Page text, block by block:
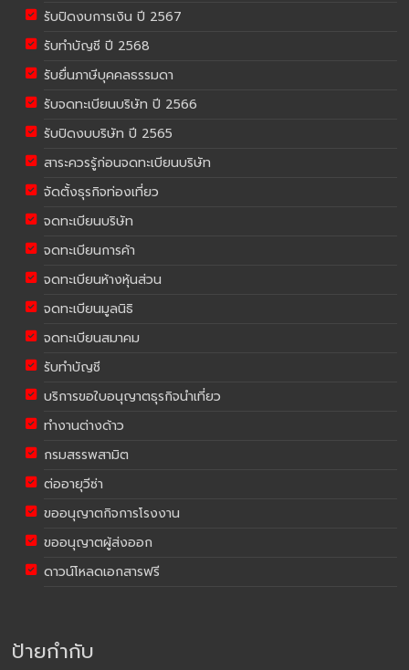
รับปิดงบการเงิน ปี 2567
รับทำบัญชี ปี 2568
รับยื่นภาษีบุคคลธรรมดา
รับจดทะเบียนบริษัท ปี 2566
รับปิดงบบริษัท ปี 2565
สาระควรรู้ก่อนจดทะเบียนบริษัท
จัดตั้งธุรกิจท่องเที่ยว
จดทะเบียนบริษัท
จดทะเบียนการค้า
จดทะเบียนห้างหุ้นส่วน
จดทะเบียนมูลนิธิ
จดทะเบียนสมาคม
รับทำบัญชี
บริการขอใบอนุญาตธุรกิจนำเที่ยว
ทำงานต่างด้าว
กรมสรรพสามิต
ต่ออายุวีซ่า
ขออนุญาตกิจการโรงงาน
ขออนุญาตผู้ส่งออก
ดาวน์โหลดเอกสารฟรี
ป้ายกำกับ